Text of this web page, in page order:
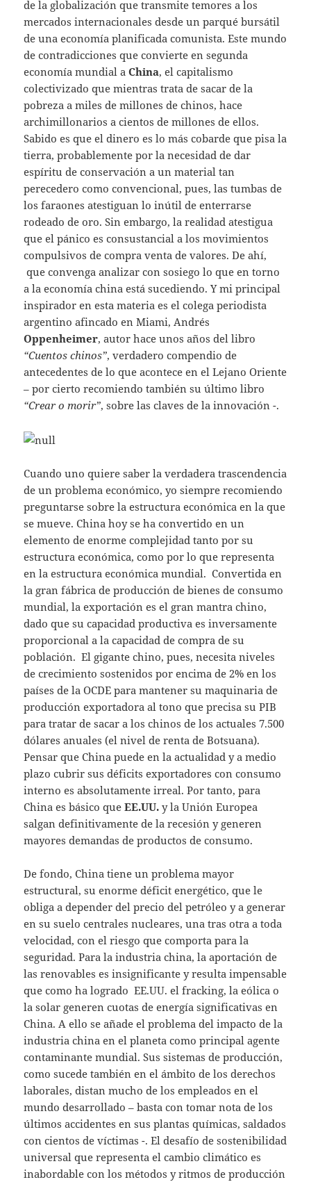
de la globalización que transmite temores a los
mercados internacionales desde un parqué bursátil
de una economía planificada comunista. Este mundo
de contradicciones que convierte en segunda
economía mundial aChina, el capitalismo
colectivizado que mientras trata de sacar de la
pobreza a miles de millones de chinos, hace
archimillonarios a cientos de millones de ellos.
Sabido es que el dinero es lo más cobarde que pisa la
tierra, probablemente por la necesidad de dar
espíritu de conservación a un material tan
perecedero como convencional, pues, las tumbas de
los faraones atestiguan lo inútil de enterrarse
rodeado de oro. Sin embargo, la realidad atestigua
que el pánico es consustancial a los movimientos
compulsivos de compra venta de valores. De ahí,
que convenga analizar con sosiego lo que en torno
a la economía china está sucediendo. Y mi principal
inspirador en esta materia es el colega periodista
argentino afincado en Miami, Andrés
Oppenheimer, autor hace unos años del libro
“Cuentos chinos”, verdadero compendio de
antecedentes de lo que acontece en el Lejano Oriente
– por cierto recomiendo también su último libro
“Crear o morir”, sobre las claves de la innovación -.
Cuando uno quiere saber la verdadera trascendencia
de un problema económico, yo siempre recomiendo
preguntarse sobre la estructura económica en la que
se mueve. China hoy se ha convertido en un
elemento de enorme complejidad tanto por su
estructura económica, como por lo que representa
en la estructura económica mundial. Convertida en
la gran fábrica de producción de bienes de consumo
mundial, la exportación es el gran mantra chino,
dado que su capacidad productiva es inversamente
proporcional a la capacidad de compra de su
población. El gigante chino, pues, necesita niveles
de crecimiento sostenidos por encima de 2% en los
países de la OCDE para mantener su maquinaria de
producción exportadora al tono que precisa su PIB
para tratar de sacar a los chinos de los actuales 7.500
dólares anuales (el nivel de renta de Botsuana).
Pensar que China puede en la actualidad y a medio
plazo cubrir sus déficits exportadores con consumo
interno es absolutamente irreal. Por tanto, para
China es básico queEE.UU. y la Unión Europea
salgan definitivamente de la recesión y generen
mayores demandas de productos de consumo.
De fondo, China tiene un problema mayor
estructural, su enorme déficit energético, que le
obliga a depender del precio del petróleo y a generar
en su suelo centrales nucleares, una tras otra a toda
velocidad, con el riesgo que comporta para la
seguridad. Para la industria china, la aportación de
las renovables es insignificante y resulta impensable
que como ha logrado EE.UU. el fracking, la eólica o
la solar generen cuotas de energía significativas en
China. A ello se añade el problema del impacto de la
industria china en el planeta como principal agente
contaminante mundial. Sus sistemas de producción,
como sucede también en el ámbito de los derechos
laborales, distan mucho de los empleados en el
mundo desarrollado – basta con tomar nota de los
últimos accidentes en sus plantas químicas, saldados
con cientos de víctimas -. El desafío de sostenibilidad
universal que representa el cambio climático es
inabordable con los métodos y ritmos de producción